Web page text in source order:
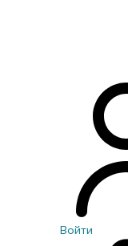
Войти